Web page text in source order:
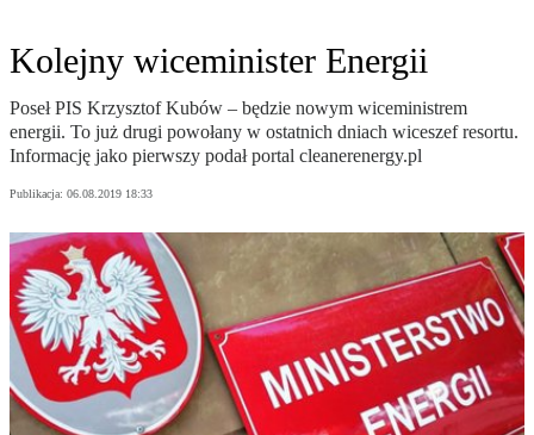
Kolejny wiceminister Energii
Poseł PIS Krzysztof Kubów – będzie nowym wiceministrem
energii. To już drugi powołany w ostatnich dniach wiceszef resortu.
Informację jako pierwszy podał portal cleanerenergy.pl
Publikacja: 06.08.2019 18:33